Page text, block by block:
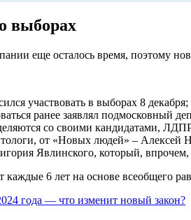
выборах
еще осталось время, поэтому
участвовать в выборах 8 декабря;
ранее заявлял подмосковный
со своими кандидатами,
от «Новых людей» – Алексей
Явлинского, который,
6 лет на основе всеобщего
года — что изменит новый закон?